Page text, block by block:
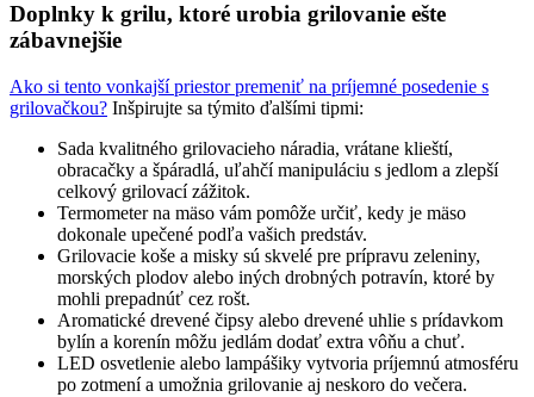
Doplnky k grilu, ktoré urobia grilovanie ešte
zábavnejšie
Ako si tento vonkajší priestor premeniť na príjemné posedenie s
grilovačkou? Inšpirujte sa týmito ďalšími tipmi:
Sada kvalitného grilovacieho náradia, vrátane klieští,
obracačky a špáradlá, uľahčí manipuláciu s jedlom a zlepší
celkový grilovací zážitok.
Termometer na mäso vám pomôže určiť, kedy je mäso
dokonale upečené podľa vašich predstáv.
Grilovacie koše a misky sú skvelé pre prípravu zeleniny,
morských plodov alebo iných drobných potravín, ktoré by
mohli prepadnúť cez rošt.
Aromatické drevené čipsy alebo drevené uhlie s prídavkom
bylín a korenín môžu jedlám dodať extra vôňu a chuť.
LED osvetlenie alebo lampášiky vytvoria príjemnú atmosféru
po zotmení a umožnia grilovanie aj neskoro do večera.